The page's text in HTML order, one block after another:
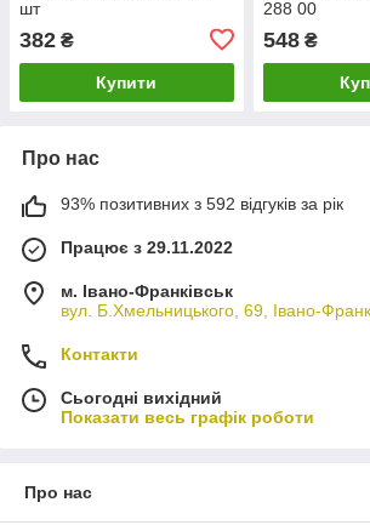
шт
382 ₴
Купити
288 00
548₴
Про нас
93% позитивних з 592 відгуків за рік
Працює з 29.11.2022
м. Івано-Франківськ
вул. Б.Хмельницького, 69, Івано-
Контакти
Сьогодні вихідний
Показати весь графік роботи
Про нас